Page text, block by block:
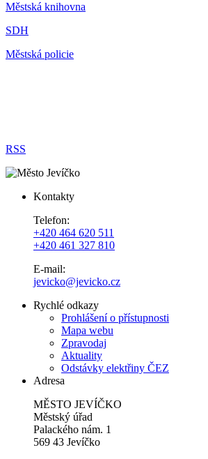
Městská knihovna
SDH
Městská policie
RSS
Kontakty
Telefon:
+420 464 620 511
+420 461 327 810
E-mail:
jevicko@jevicko.cz
Rychlé odkazy
Prohlášení o přístupnosti
Mapa webu
Zpravodaj
Aktuality
Odstávky elektřiny ČEZ
Adresa
MĚSTO JEVÍČKO
Městský úřad
Palackého nám. 1
569 43 Jevíčko